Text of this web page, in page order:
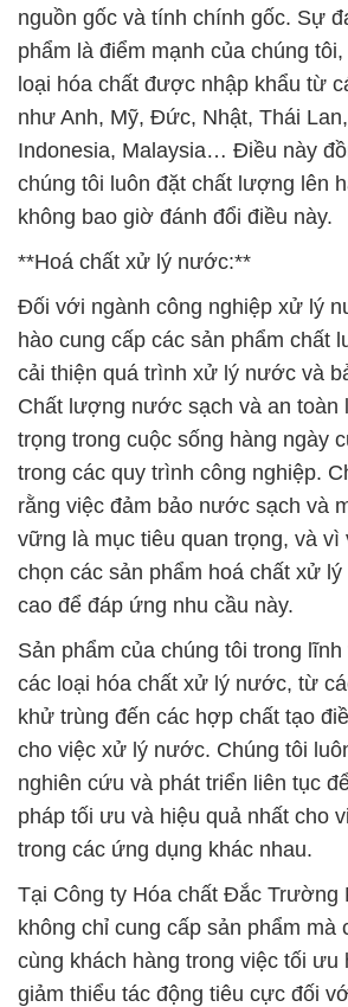
nguồn gốc và tính chính gốc. Sự
phẩm là điểm mạnh của chúng
loại hóa chất được nhập khẩu từ
như Anh, Mỹ, Đức, Nhật, Thái
Indonesia, Malaysia… Điều này
chúng tôi luôn đặt chất lượng lên
không bao giờ đánh đổi điều này.
**Hoá chất xử lý nước:**
Đối với ngành công nghiệp xử lý
hào cung cấp các sản phẩm chất
cải thiện quá trình xử lý nước và
Chất lượng nước sạch và an toàn
trọng trong cuộc sống hàng ngày
trong các quy trình công nghiệp.
rằng việc đảm bảo nước sạch và
vững là mục tiêu quan trọng, và vì
chọn các sản phẩm hoá chất xử
cao để đáp ứng nhu cầu này.
Sản phẩm của chúng tôi trong
các loại hóa chất xử lý nước, từ
khử trùng đến các hợp chất tạo
cho việc xử lý nước. Chúng tôi
nghiên cứu và phát triển liên tục
pháp tối ưu và hiệu quả nhất cho
trong các ứng dụng khác nhau.
Tại Công ty Hóa chất Đắc Trường
không chỉ cung cấp sản phẩm mà
cùng khách hàng trong việc tối ưu
giảm thiểu tác động tiêu cực đối